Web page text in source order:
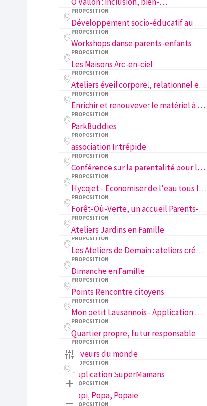
PROPOSITION
Développement socio-éducatif au FC Concordia Lausanne
PROPOSITION
Workshops danse parents-enfants
PROPOSITION
Les Maisons Arc-en-ciel
PROPOSITION
Ateliers éveil corporel, relationnel et sensitif de la naissance à 5 ans
PROPOSITION
Enrichir et renouvever le matériel à disposition des familles sur la place Andrée Antonioli-Rouiller
PROPOSITION
ParkBuddies
PROPOSITION
association Intrépide
PROPOSITION
Conférence sur la parentalité pour les familles
PROPOSITION
Hycojet - Economiser de l'eau tous les jours
PROPOSITION
Forêt-Où-Verte, un accueil Parents-Enfants en Forêt.
PROPOSITION
Ateliers Jardins en Famille
PROPOSITION
Les Ateliers de Demain : ateliers créa(c)tifs pour les jeunes lausannoi·se·s
PROPOSITION
Dimanche en Famille
PROPOSITION
Points Rencontre citoyens
PROPOSITION
Mon petit Lausannois - Application Mobile des Adresses Lausannoises pour les Familles
PROPOSITION
Quartier propre, futur responsable
PROPOSITION
Saveurs du monde
PROPOSITION
Application SuperMamans
PROPOSITION
Popi, Popa, Popaie
PROPOSITION
+
−